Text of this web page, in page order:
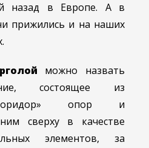
назад в Европе. А в
прижились и на наших
можно назвать
состоящее из
опор и
сверху в качестве
элементов, за